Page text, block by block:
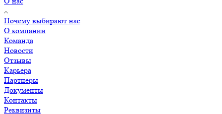
Почему выбирают нас
О компании
Команда
Новости
Отзывы
Карьера
Партнеры
Документы
Контакты
Реквизиты